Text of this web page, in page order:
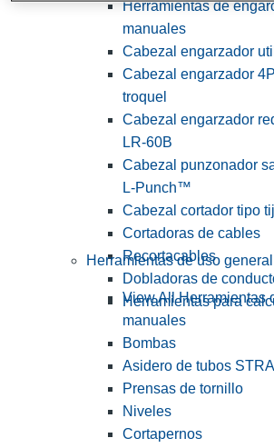
Herramientas de
manuales
Cabezal engarzador
Cabezal engarzador
troquel
Cabezal engarzador
LR-60B
Cabezal punzonador
L-Punch™
Cabezal cortador tipo
Cortadoras de cables
Recortacables
Dobladoras de
Herramientas para
Herramientas de uso
View All Herramientas
manuales
Bombas
Asidero de tubos
Prensas de tornillo
Niveles
Cortapernos